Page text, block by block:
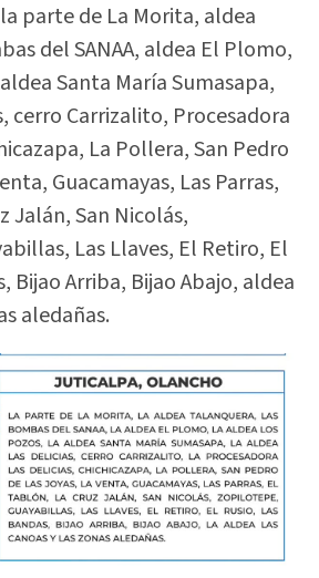
parte de La Morita, aldea
del SANAA, aldea El Plomo,
Santa María Sumasapa,
cerro Carrizalito, Procesadora
La Pollera, San Pedro
Guacamayas, Las Parras,
Jalán, San Nicolás,
Las Llaves, El Retiro, El
Bijao Arriba, Bijao Abajo, aldea
aledañas.